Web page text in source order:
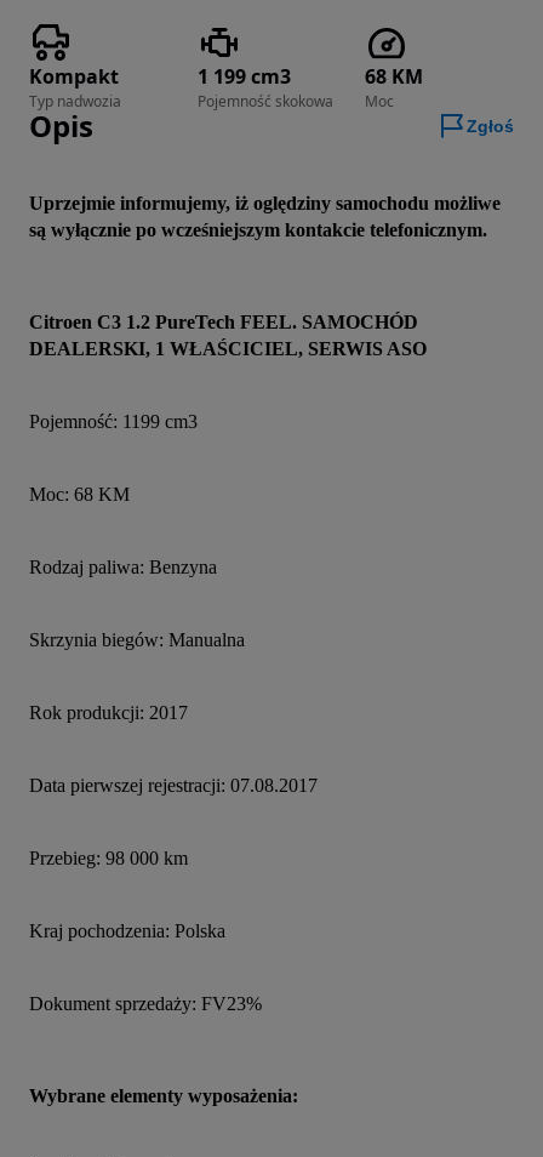
Kompakt
Typ nadwozia
1 199 cm3
Pojemność skokowa
68 KM
Moc
Opis Zgłoś
Uprzejmie informujemy, iż oględziny samochodu możliwe
są wyłącznie po wcześniejszym kontakcie telefonicznym.
Citroen C3 1.2 PureTech FEEL. SAMOCHÓD
DEALERSKI, 1 WŁAŚCICIEL, SERWIS ASO
Pojemność: 1199 cm3
Moc: 68 KM
Rodzaj paliwa: Benzyna
Skrzynia biegów: Manualna
Rok produkcji: 2017
Data pierwszej rejestracji: 07.08.2017
Przebieg: 98 000 km
Kraj pochodzenia: Polska
Dokument sprzedaży: FV23%
Wybrane elementy wyposażenia: